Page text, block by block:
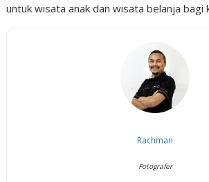
untuk wisata anak dan wisata belanja bagi
Rachman
Fotografer